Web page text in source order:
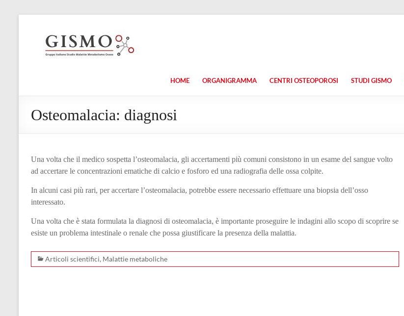
HOME ORGANIGRAMMA CENTRI OSTEOPOROSI STUDI GISMO
Osteomalacia: diagnosi
Una volta che il medico sospetta l’osteomalacia, gli accertamenti più comuni consistono in un esame del sangue volto
ad accertare le concentrazioni ematiche di calcio e fosforo ed una radiografia delle ossa colpite.
In alcuni casi più rari, per accertare l’osteomalacia, potrebbe essere necessario effettuare una biopsia dell’osso
interessato.
Una volta che è stata formulata la diagnosi di osteomalacia, è importante proseguire le indagini allo scopo di scoprire se
esiste un problema intestinale o renale che possa giustificare la presenza della malattia.
Articoli scientifici, Malattie metaboliche